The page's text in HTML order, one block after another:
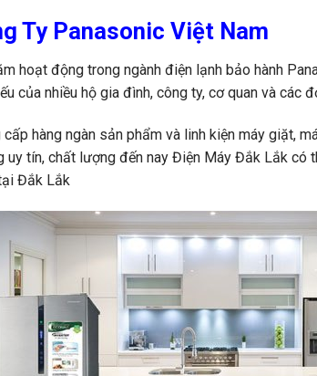
Ty Panasonic Việt Nam
hoạt động trong ngành điện lạnh bảo hành
của nhiều hộ gia đình, công ty, cơ quan và các
hàng ngàn sản phẩm và linh kiện máy giặt,
uy tín, chất lượng đến nay Điện Máy Đắk Lắk có
Đắk Lắk